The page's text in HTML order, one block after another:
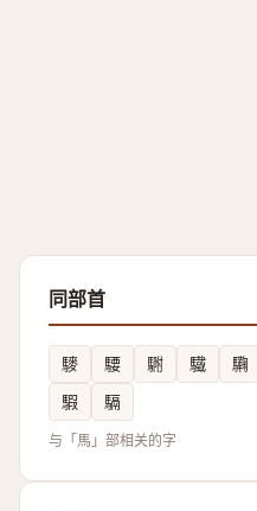
同部首
䮮 騕 䮛 驖 驧
騢
䮥
与「馬」部相关的字